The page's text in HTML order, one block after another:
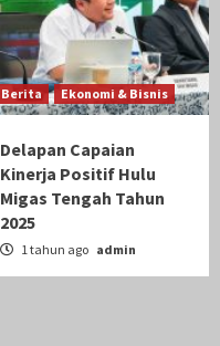
Berita Ekonomi & Bisnis
Delapan Capaian
Kinerja Positif Hulu
Migas Tengah Tahun
2025
1 tahun ago admin